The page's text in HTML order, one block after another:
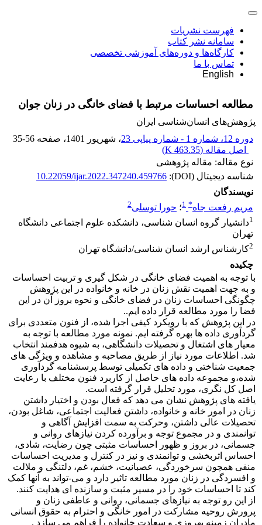
فهرست نشریات
سامانه نشر کتاب
کارگاه‌ها و دوره‌های آموزشی تخصصی
تماس با ما
English
مطالعه احساسات مرتبط با فضای خانگی در زنان جوان
پژوهش‌های انسان‌شناسی ایران
دوره 12، شماره 1 - شماره پیاپی 23
، شهریور 1401 ، صفحه 35-56
اصل مقاله (463.35 K
)
نوع مقاله: مقاله پژوهشی
شناسه دیجیتال (DOI):
10.22059/ijar.2022.347240.459766
نویسندگان
مریم رفعت جاه*
1؛ حورا توسلی2
1دانشیار گروه انسان شناسی، دانشکده علوم اجتماعی دانشگاه
تهران
2کارشناس ارشد انسان شناسی/دانشگاه تهران
چکیده
با توجه به اهمیت فضای خانگی در شکل گیری و تربیت احساسات
و به جهت اهمیت نقش زنان در خانه و خانواده در این پژوهش
چگونگی احساسات زنان در فضای خانگی و نحوه بروز آن در این
فضا را مورد مطالعه قرار داده ایم..
در این پژوهش که با رویکرد کیفی اجرا شده، از فنون متعددی برای
گردآوری داده ها بهره گرفته ایم. نمونه مورد مطالعه با توجه به
معیار های اشتغال و تحصیلات دانشگاهی، به شیوه هدفمند انتخاب
شد. اطلاعات مورد نیاز از طریق مصاحبه و مشاهده و ویژگی های
جمعیت شناختی و داده های تکمیلی توسط پرسشنامه گردآوری
شده،و مجموعه داده های حاصل از کاربرد فنون مختلف با رعایت
اصل کل نگری، مورد تحلیل قرار گرفته است.
یافته های پژوهش نشان می دهد که فعال بودن و اختیار داشتن
زنان در امور خانه و خانواده، داشتن فعالیت اجتماعی، شاغل بودن،
تحصیلات عالی داشتن، وحرکت به سمت افزایش آگاهی و
توانمندی و در مجموع توجه و برآورده کردن نیازهای روانی و
جسمانی، در بروز و ظهور احساسات مثبتی چون رضایت، شادی،
احساس اثربخشی و توانمندی و نیز در کنترل و مدیریت احساسات
منفی همچون سرخوردگی، عصبانیت، خشم، غم، دلتنگی و ملالت
و افسردگی در زنان مورد مطالعه تاثیر دارد و می-تواند به آنها کمک
کند تا احساسات خود را در مسیر مثبت و سازنده ای هدایت کنند.
از این رو توجه به نیازهای جسمانی، روانی و عاطفی زنان و
پرورش روحیه مشارکت در امور خانگی و احترام به حقوق انسانی
مادران زمینه بهروزی و سعادت خانواده را فراهم می سازد .